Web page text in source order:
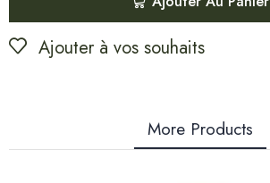
Ajouter à vos souhaits
More Products